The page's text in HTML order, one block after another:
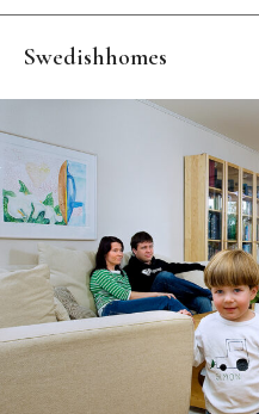
Hoppa
Swedishhomes